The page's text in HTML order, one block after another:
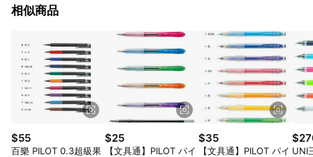
錄，相關問題請於保留時間內聯絡客服中心，並由康達盛通生活
提供簡單、快速、輕鬆的購物流程及體驗，將不定期推出精選、
話題性或期間限定商品來滿足您的喜好。
相似商品
$55
百樂 PILOT 0.3超級果
$25
【文具通】PILOT パイ
$35
【文具通】PILOT パイ UNI